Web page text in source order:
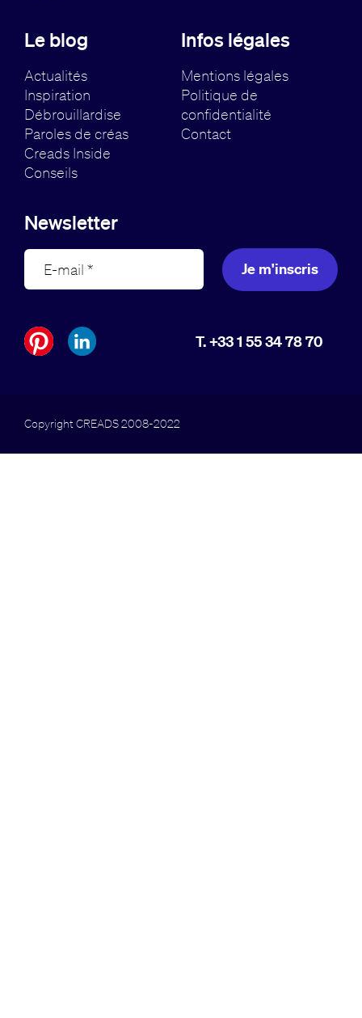
Le blog
Actualités
Inspiration
Débrouillardise
Paroles de créas
Creads Inside
Conseils
Infos légales
Mentions légales
Politique de
confidentialité
Contact
Newsletter
Je m'inscris
T. +33 1 55 34 78 70
Copyright CREADS 2008-2022